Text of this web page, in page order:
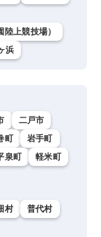
上競技場）
浜
二戸市
町
岩手町
泉町
軽米町
村
普代村